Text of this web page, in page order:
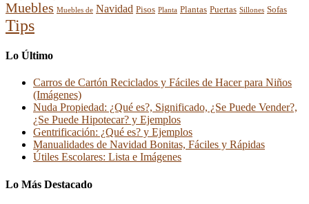
Muebles Muebles de Navidad Pisos Planta Plantas Puertas Sillones Sofas
Tips
Lo Último
Carros de Cartón Reciclados y Fáciles de Hacer para Niños
(Imágenes)
Nuda Propiedad: ¿Qué es?, Significado, ¿Se Puede Vender?,
¿Se Puede Hipotecar? y Ejemplos
Gentrificación: ¿Qué es? y Ejemplos
Manualidades de Navidad Bonitas, Fáciles y Rápidas
Útiles Escolares: Lista e Imágenes
Lo Más Destacado